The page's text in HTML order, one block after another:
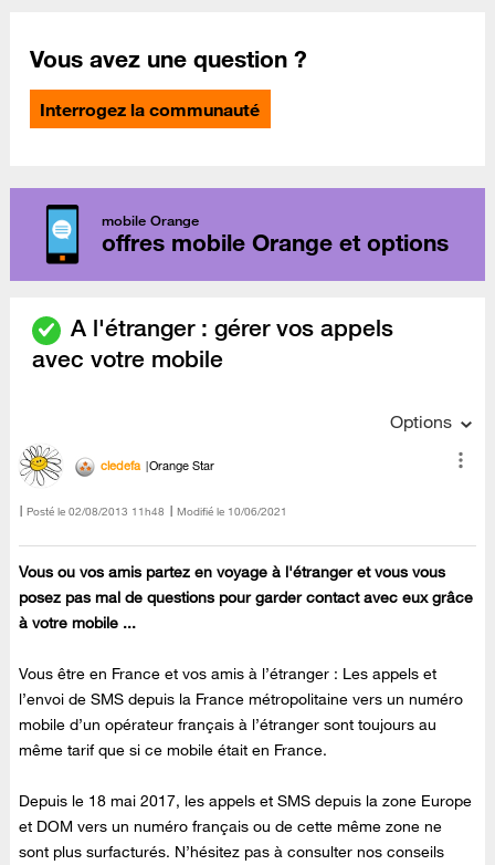
Vous avez une question ?
Interrogez la communauté
mobile Orange
offres mobile Orange et options
A l'étranger : gérer vos appels
avec votre mobile
Options
cledefa Orange Star
Posté le ‎02/08/2013 11h48 Modifié le 10/06/2021
Vous ou vos amis partez en voyage à l'étranger et vous vous
posez pas mal de questions pour garder contact avec eux grâce
à votre mobile ...
Vous être en France et vos amis à l’étranger : Les appels et
l’envoi de SMS depuis la France métropolitaine vers un numéro
mobile d’un opérateur français à l’étranger sont toujours au
même tarif que si ce mobile était en France.
Depuis le 18 mai 2017, les appels et SMS depuis la zone Europe
et DOM vers un numéro français ou de cette même zone ne
sont plus surfacturés. N’hésitez pas à consulter nos conseils